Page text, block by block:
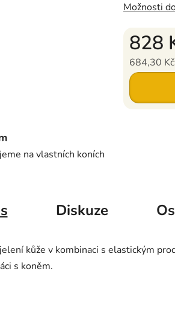
Možnosti
828
684,30
Měrná cena:
na vlastních koních
Diskuze
kůže v kombinaci s elastickým
s koněm.